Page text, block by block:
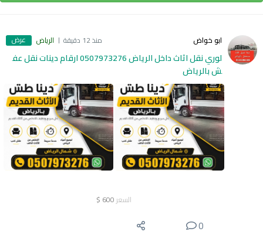
ابو خواض منذ 12 دقيقة الرياض عرض
لوري نقل اثاث داخل الرياض 0507973276 ارقام دينات نقل عف
ش بالرياض
السعر 600
$
0